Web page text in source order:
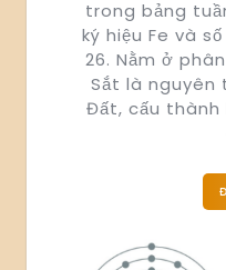
trong bảng
ký hiệu Fe và
26. Nằm ở
Sắt là nguyên
Đất, cấu thành